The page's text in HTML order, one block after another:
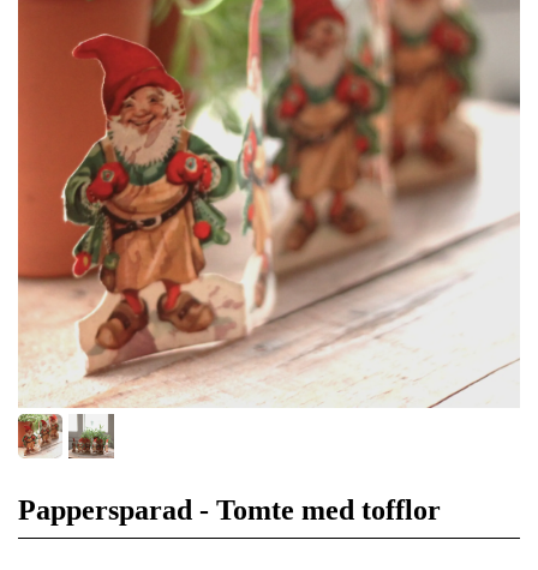
Pappersparad - Tomte med tofflor